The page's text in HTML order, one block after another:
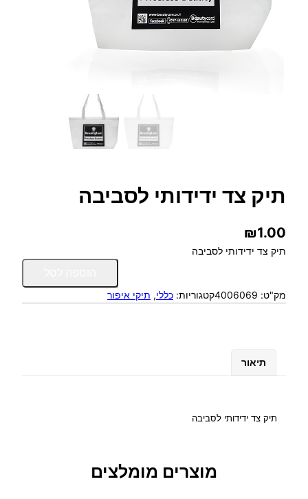
תיק צד ידידותי לסביבה
₪1.00
תיק צד ידידותי לסביבה
כ
ו
י
ד
מק"ט: 4006069קטגוריות: כללי, תיקי איפור
תיאור
תיק צד ידידותי לסביבה
מוצרים מומלצים